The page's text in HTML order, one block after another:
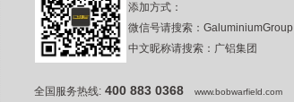
添加方式：
微信号请搜索：GaluminiumGroup
中文昵称请搜索：广铝集团
全国服务热线: 400 883 0368 www.bobwarfield.com